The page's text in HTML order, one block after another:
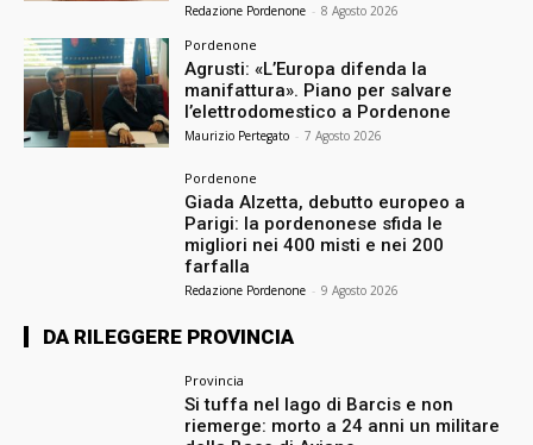
Redazione Pordenone - 8 Agosto 2026
Pordenone
Agrusti: «L’Europa difenda la
manifattura». Piano per salvare
l’elettrodomestico a Pordenone
Maurizio Pertegato - 7 Agosto 2026
Pordenone
Giada Alzetta, debutto europeo a
Parigi: la pordenonese sfida le
migliori nei 400 misti e nei 200
farfalla
Redazione Pordenone - 9 Agosto 2026
DA RILEGGERE PROVINCIA
Provincia
Si tuffa nel lago di Barcis e non
riemerge: morto a 24 anni un militare